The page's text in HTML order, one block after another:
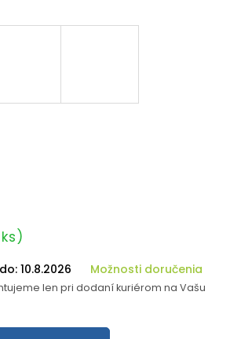
10.8.2026 Možnosti doručenia
len pri dodaní kuriérom na Vašu